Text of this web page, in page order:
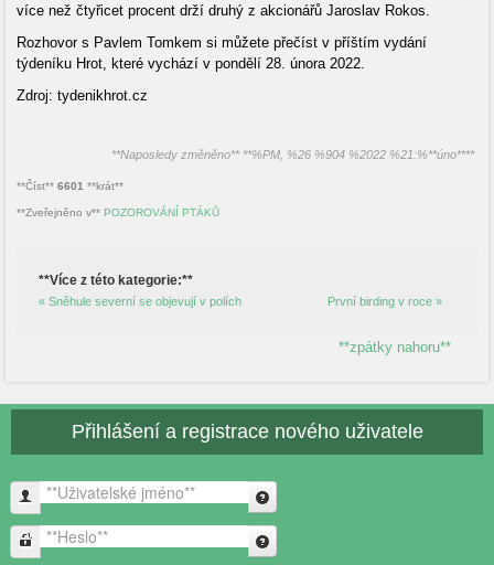
více než čtyřicet procent drží druhý z akcionářů Jaroslav Rokos.
Rozhovor s Pavlem Tomkem si můžete přečíst v příštím vydání
týdeníku Hrot, které vychází v pondělí 28. února 2022.
Zdroj: tydenikhrot.cz
**Naposledy změněno** **%PM, %26 %904 %2022 %21:%**úno****
**Číst** 6601 **krát**
**Zveřejněno v** POZOROVÁNÍ PTÁKŮ
**Více z této kategorie:**
« Sněhule severní se objevují v polích První birding v roce »
**zpátky nahoru**
Přihlášení a registrace nového uživatele
**Uživatelské jméno**
**Heslo**